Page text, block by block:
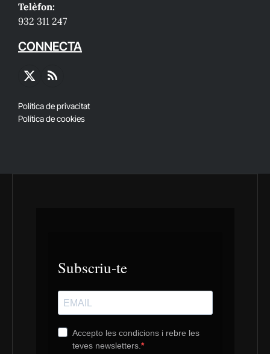
Telèfon:
932 311 247
CONNECTA
X
RSS
Política de privacitat
Política de cookies